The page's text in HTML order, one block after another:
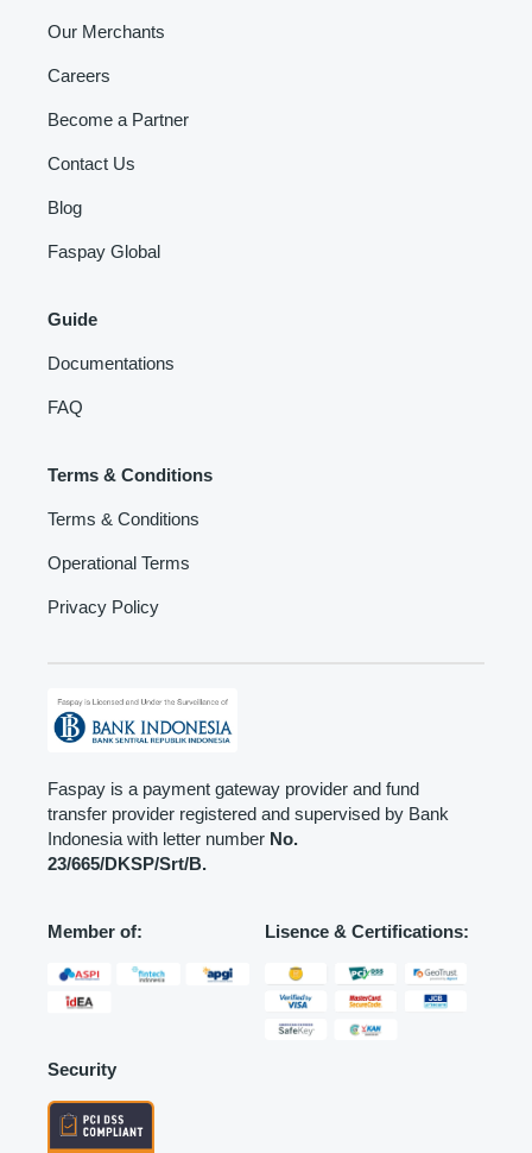
Our Merchants
Careers
Become a Partner
Contact Us
Blog
Faspay Global
Guide
Documentations
FAQ
Terms & Conditions
Terms & Conditions
Operational Terms
Privacy Policy
Faspay is a payment gateway provider and fund
transfer provider registered and supervised by Bank
Indonesia with letter number No.
23/665/DKSP/Srt/B.
Member of: Lisence & Certifications:
Security